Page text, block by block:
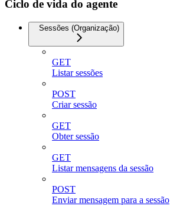
Ciclo de vida do agente
Sessões (Organização)
GET
Listar sessões
POST
Criar sessão
GET
Obter sessão
GET
Listar mensagens da sessão
POST
Enviar mensagem para a sessão